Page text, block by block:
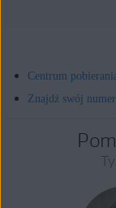
Centrum
Znajdź swój